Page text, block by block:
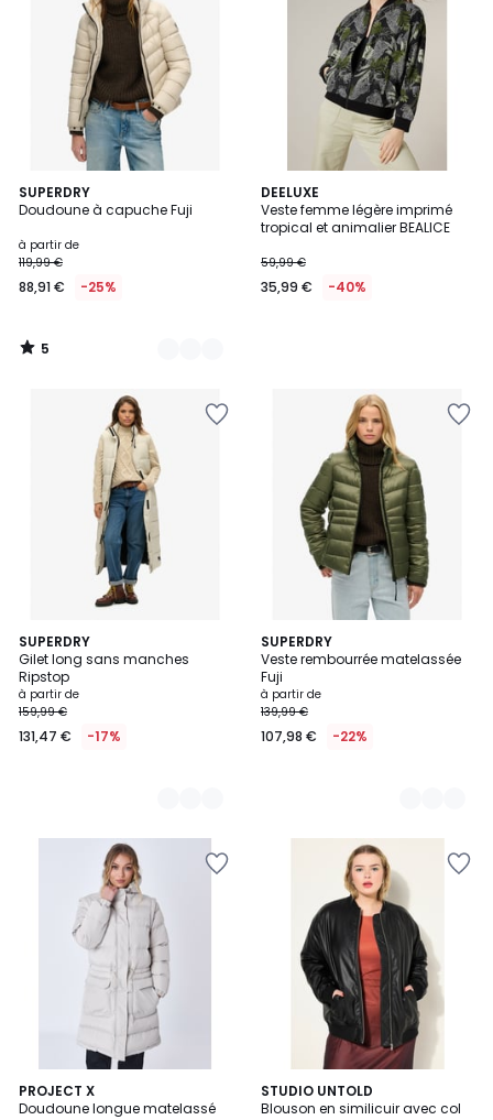
SUPERDRY
Doudoune à capuche Fuji
à partir de
119,99 €
88,91 € -25%
5
/
4
Couleurs
5
/
DEELUXE
Veste femme légère imprimé
tropical et animalier BEALICE
59,99 €
35,99 € -40%
SUPERDRY
Gilet long sans manches
Ripstop
à partir de
159,99 €
131,47 € -17%
2
Couleurs
SUPERDRY
Veste rembourrée matelassée
Fuji
à partir de
139,99 €
107,98 € -22%
2
Couleurs
PROJECT X
Doudoune longue matelassé
2
Couleurs
STUDIO UNTOLD
Blouson en similicuir avec col
5
/